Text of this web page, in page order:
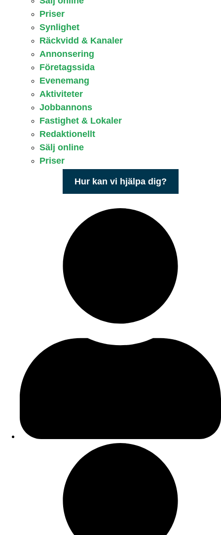
Priser
Synlighet
Räckvidd & Kanaler
Annonsering
Företagssida
Evenemang
Aktiviteter
Jobbannons
Fastighet & Lokaler
Redaktionellt
Sälj online
Priser
Hur kan vi hjälpa dig?